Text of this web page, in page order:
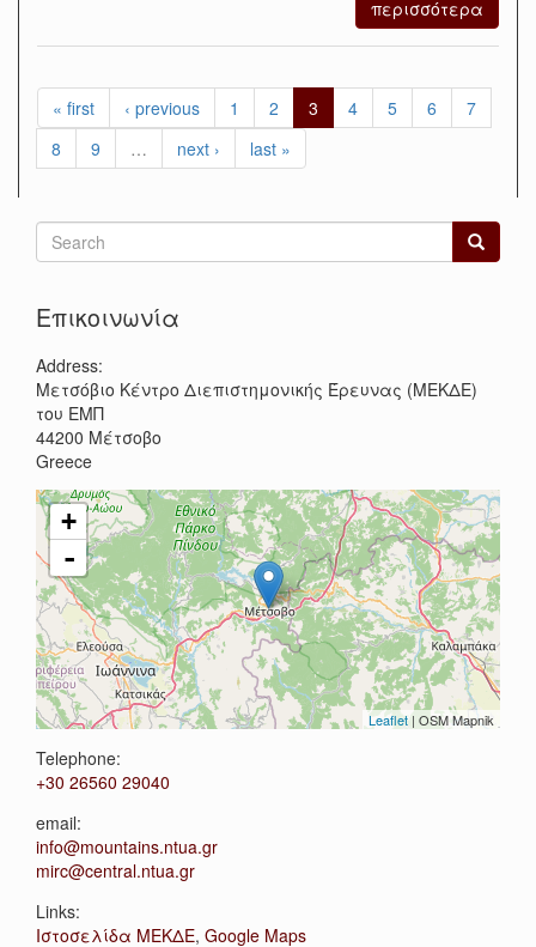
περισσότερα
« first ‹ previous 1 2 3 4 5 6
7
8
9 … next › last »
Search
form
Επικοινωνία
Address:
Μετσόβιο Κέντρο Διεπιστημονικής Έρευνας (ΜΕΚΔΕ)
του ΕΜΠ
44200 Μέτσοβο
Greece
+
-
Leaflet | OSM Mapnik
Telephone:
+30 26560 29040
email:
info@mountains.ntua.gr
mirc@central.ntua.gr
Links:
Ιστοσελίδα ΜΕΚΔΕ, Google Maps